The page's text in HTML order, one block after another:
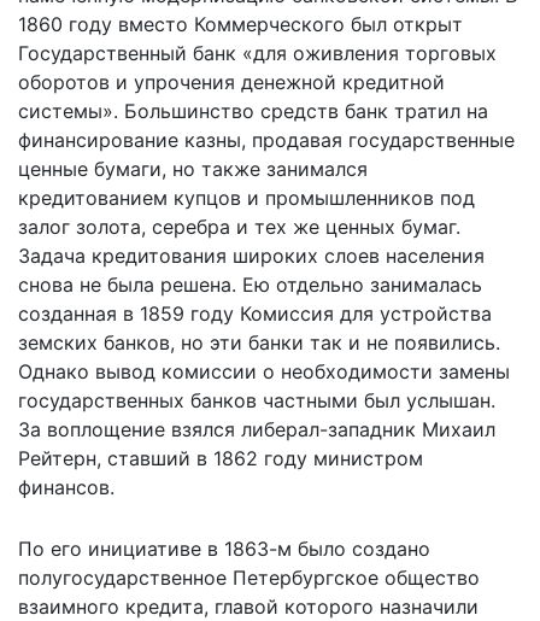
1860 году вместо Коммерческого был открыт
Государственный банк «для оживления торговых
оборотов и упрочения денежной кредитной
системы». Большинство средств банк тратил на
финансирование казны, продавая государственные
ценные бумаги, но также занимался
кредитованием купцов и промышленников под
залог золота, серебра и тех же ценных бумаг.
Задача кредитования широких слоев населения
снова не была решена. Ею отдельно занималась
созданная в 1859 году Комиссия для устройства
земских банков, но эти банки так и не появились.
Однако вывод комиссии о необходимости замены
государственных банков частными был услышан.
За воплощение взялся либерал-западник Михаил
Рейтерн, ставший в 1862 году министром
финансов.
По его инициативе в 1863-м было создано
полугосударственное Петербургское общество
взаимного кредита, главой которого назначили